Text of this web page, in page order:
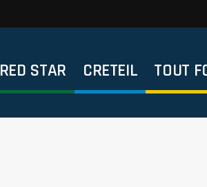
RED STAR CRETEIL TOUT